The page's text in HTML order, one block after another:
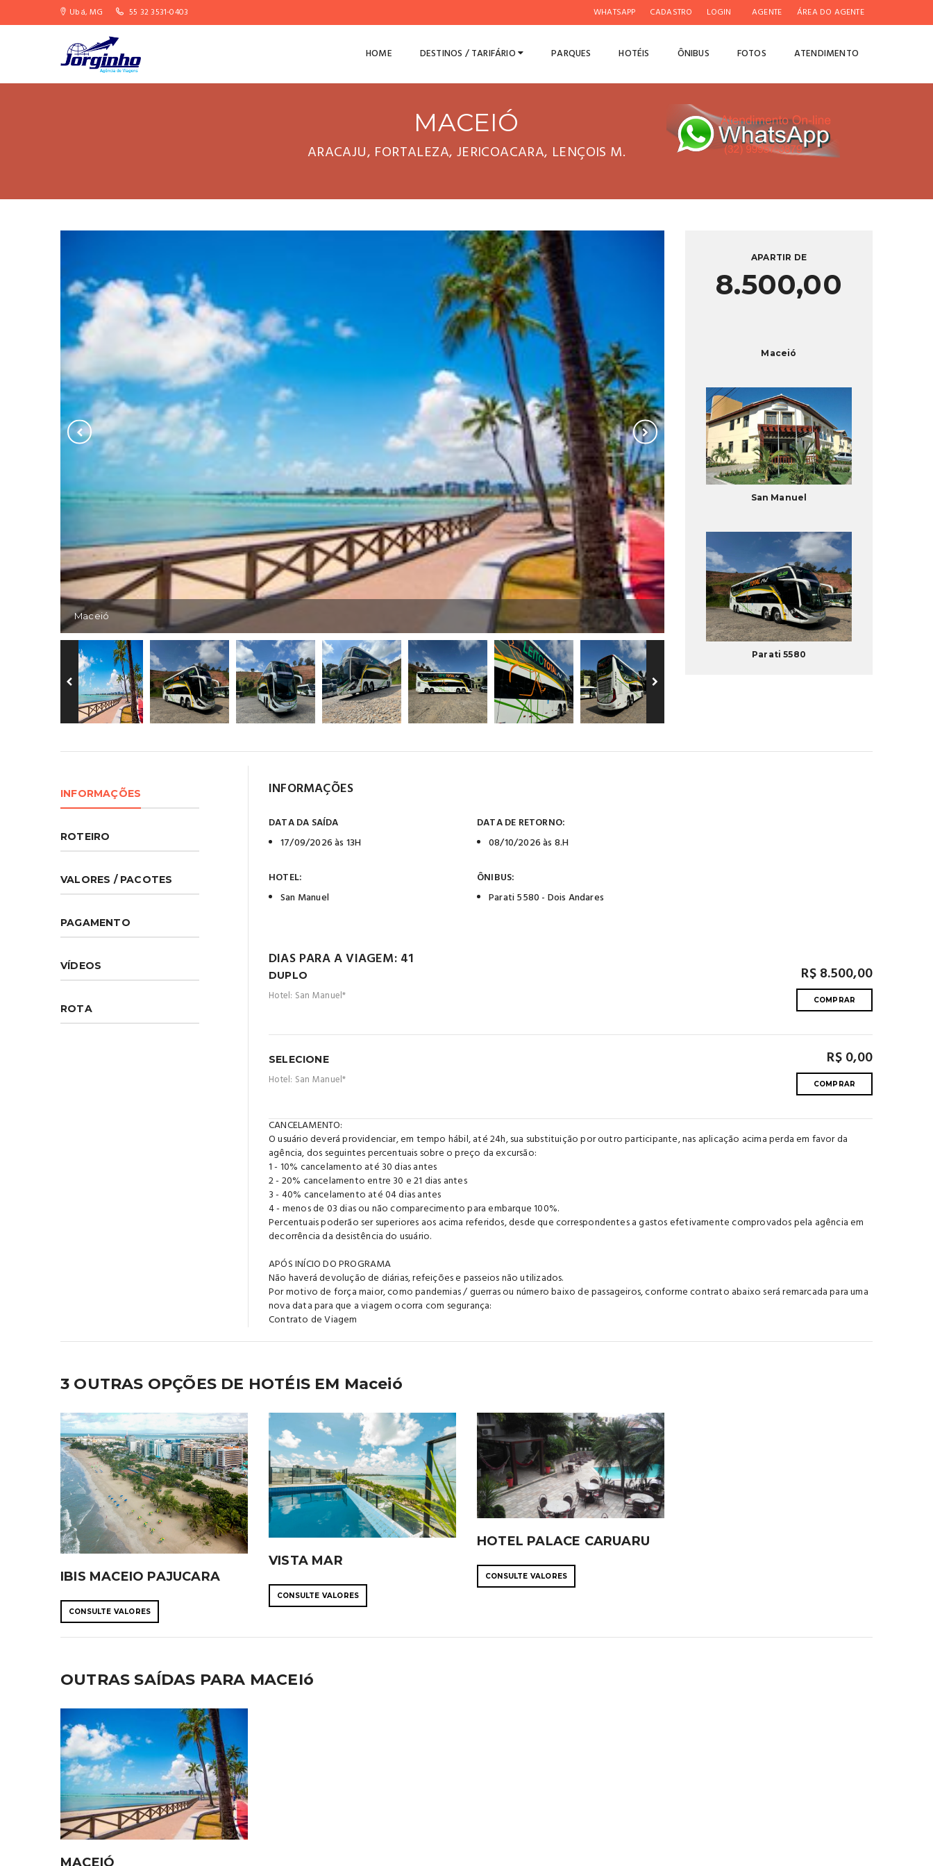
Ubá, MG 55 32 3531-0403 WHATSAPP CADASTRO LOGIN AGENTE ÁREA DO AGENTE
HOME DESTINOS / TARIFÁRIO PARQUES HOTÉIS ÔNIBUS FOTOS ATENDIMENTO
MACEIÓ
ARACAJU, FORTALEZA, JERICOACARA, LENÇOIS M.
Maceió Parati 5580
APARTIR DE
8.500,00
Maceió
San Manuel
Parati 5580
INFORMAÇÕES
ROTEIRO
VALORES / PACOTES
PAGAMENTO
VÍDEOS
ROTA
INFORMAÇÕES
DATA DA SAÍDA
17/09/2026 às 13H
DATA DE RETORNO:
08/10/2026 às 8.H
HOTEL:
San Manuel
ÔNIBUS:
Parati 5580 - Dois Andares
DIAS PARA A VIAGEM: 41
DUPLO
Hotel: San Manuel*
R$ 8.500,00
COMPRAR
SELECIONE
Hotel: San Manuel*
R$ 0,00
COMPRAR
CANCELAMENTO:
O usuário deverá providenciar, em tempo hábil, até 24h, sua substituição por outro participante, nas aplicação acima perda em favor da
agência, dos seguintes percentuais sobre o preço da excursão:
1 - 10% cancelamento até 30 dias antes
2 - 20% cancelamento entre 30 e 21 dias antes
3 - 40% cancelamento até 04 dias antes
4 - menos de 03 dias ou não comparecimento para embarque 100%.
Percentuais poderão ser superiores aos acima referidos, desde que correspondentes a gastos efetivamente comprovados pela agência em
decorrência da desistência do usuário.
APÓS INÍCIO DO PROGRAMA
Não haverá devolução de diárias, refeições e passeios não utilizados.
Por motivo de força maior, como pandemias / guerras ou número baixo de passageiros, conforme contrato abaixo será remarcada para uma
nova data para que a viagem ocorra com segurança:
Contrato de Viagem
3 OUTRAS OPÇÕES DE HOTÉIS EM Maceió
IBIS MACEIO PAJUCARA
CONSULTE VALORES
VISTA MAR
CONSULTE VALORES
HOTEL PALACE CARUARU
CONSULTE VALORES
OUTRAS SAÍDAS PARA MACEIó
MACEIÓ